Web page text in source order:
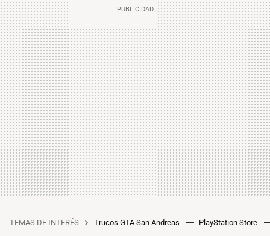
TEMAS DE INTERÉS Trucos GTA San Andreas PlayStation Store